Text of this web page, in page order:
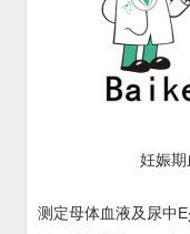
妊娠
测定母体血液及尿中E